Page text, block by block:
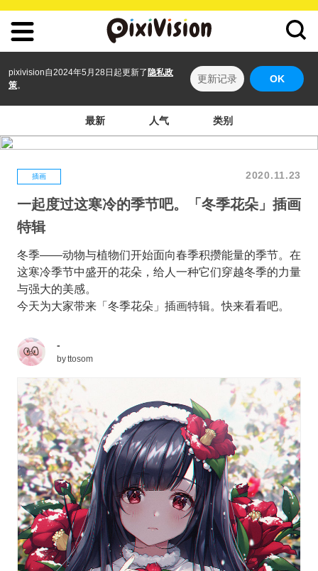
pixivision自2024年5月28日起更新了 隐私政
策。
更新记录 OK
最新 人气 类别
插画 2020.11.23
一起度过这寒冷的季节吧。「冬季花朵」插画
特辑
冬季——动物与植物们开始面向春季积攒能量的季节。在
这寒冷季节中盛开的花朵，给人一种它们穿越冬季的力量
与强大的美感。
今天为大家带来「冬季花朵」插画特辑。快来看看吧。
-
byttosom